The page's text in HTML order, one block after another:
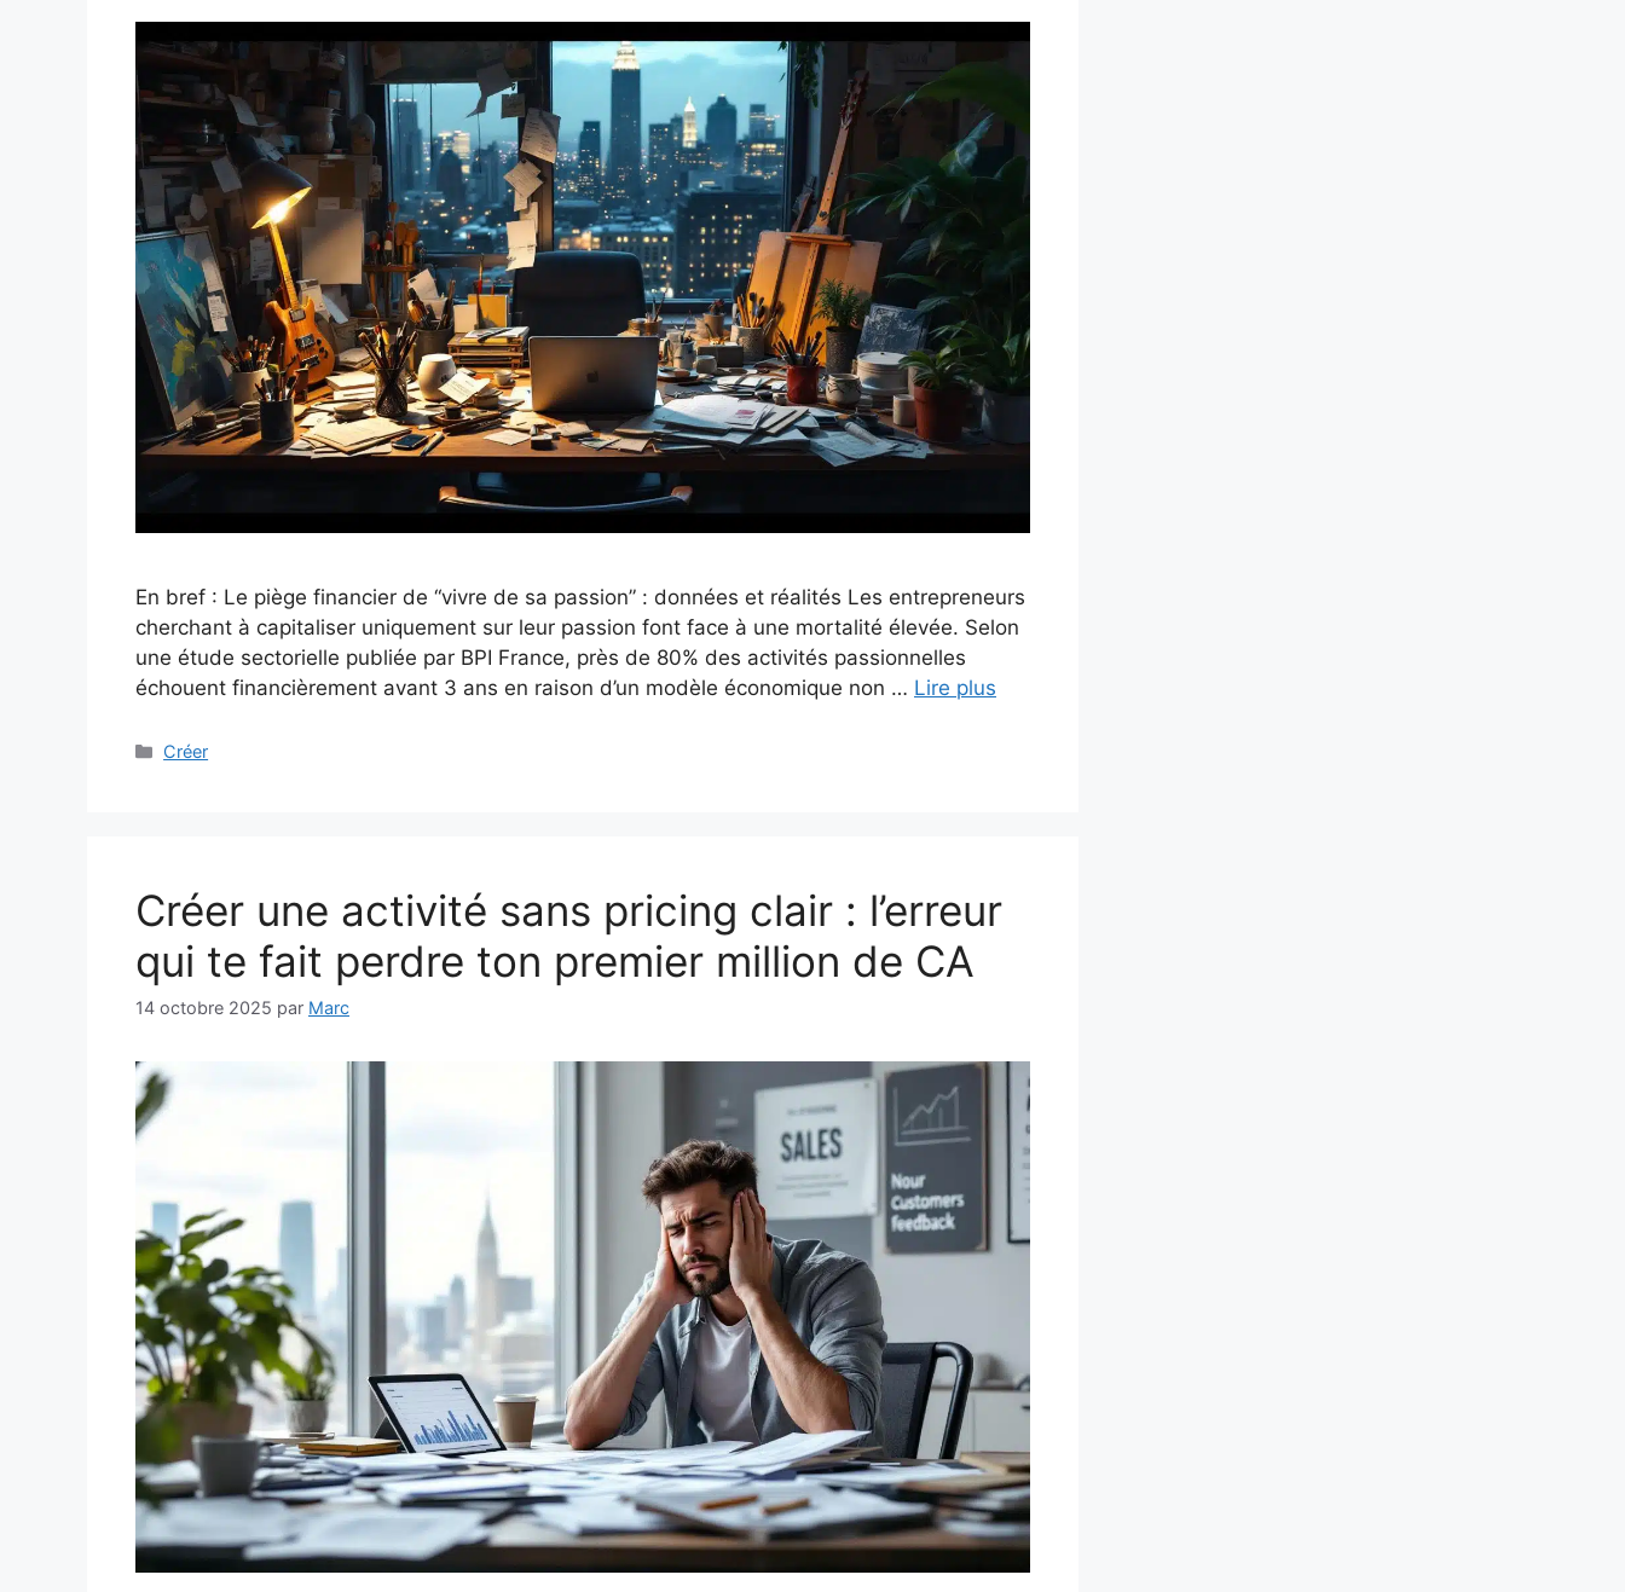
En bref : Le piège financier de “vivre de sa passion” : données et réalités Les entrepreneurs
cherchant à capitaliser uniquement sur leur passion font face à une mortalité élevée. Selon
une étude sectorielle publiée par BPI France, près de 80% des activités passionnelles
échouent financièrement avant 3 ans en raison d’un modèle économique non … Lire plus
Catégories
Créer
Créer une activité sans pricing clair : l’erreur
qui te fait perdre ton premier million de CA
14 octobre 2025 par Marc